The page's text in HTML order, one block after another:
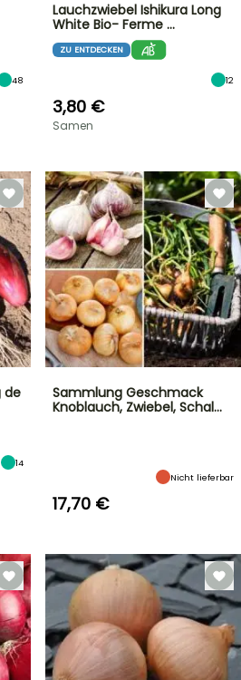
48
Lauchzwiebel Ishikura Long
White Bio- Ferme …
ZU ENTDECKEN
12
3,80 €
Samen
de
14
Sammlung Geschmack
Knoblauch, Zwiebel, Schal…
Nicht lieferbar
17,70 €